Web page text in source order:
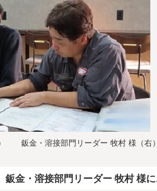
鈑金・溶接部門リーダー 牧村 様（右）
金・溶接部門リーダー 牧村 様に